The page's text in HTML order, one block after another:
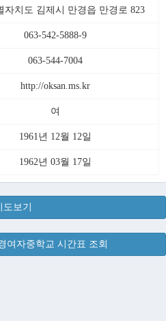
자치도 김제시 만경읍 만경로 823
063-542-5888-9
063-544-7004
http://oksan.ms.kr
여
1961년 12월 12일
1962년 03월 17일
도보기
여자중학교 시간표 조회